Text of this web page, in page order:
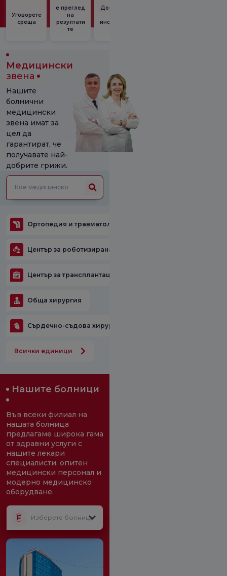
Уговорете
среща
e преглед
на
резултати
те
Договоре
институци
Медицински
звена
Нашите
болнични
медицински
звена имат за
цел да
гарантират, че
получавате най-
добрите грижи.
Ортопедия и травматология
Център за роботизирана хирургия
Център за трансплантация на органи
Обща хирургия
Сърдечно-съдова хирургия
Всички единици
Нашите болници
Във всеки филиал на
нашата болница
предлагаме широка гама
от здравни услуги с
нашите лекари
специалисти, опитен
медицински персонал и
модерно медицинско
оборудване.
Изберете болница